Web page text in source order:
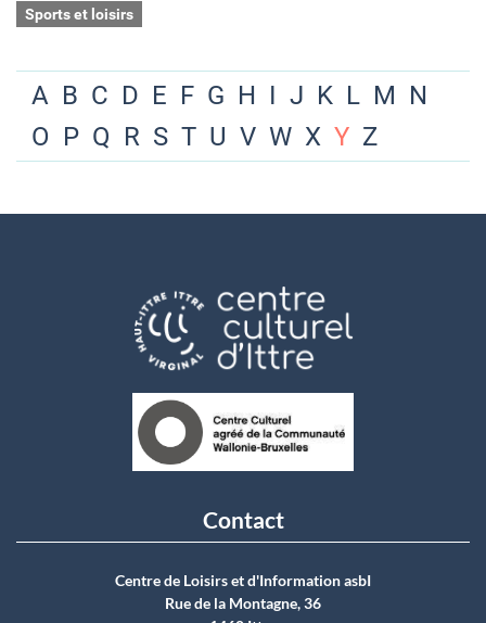
Sports et loisirs
A B C D E F G H I J K L M N
O P Q R S T U V W X Y Z
Contact
Centre de Loisirs et d'Information asbI
Rue de la Montagne, 36